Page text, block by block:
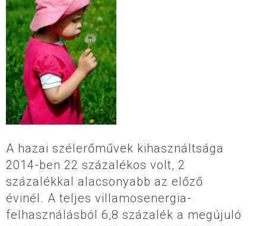
A hazai szélerőművek kihasználtsága
2014-ben 22 százalékos volt, 2
százalékkal alacsonyabb az előző
évinél. A teljes villamosenergia-
felhasználásból 6,8 százalék a megújuló